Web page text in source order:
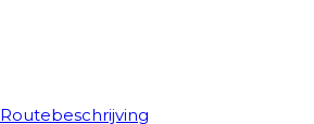
Routebeschrijving